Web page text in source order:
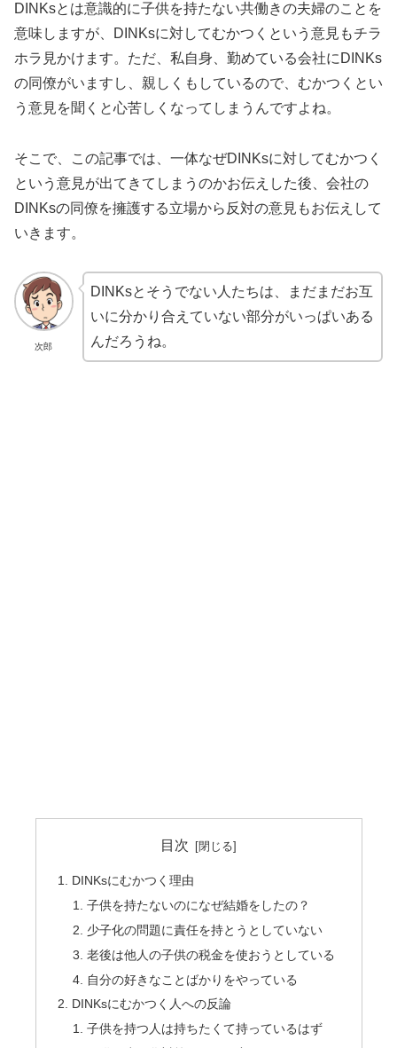
DINKsとは意識的に子供を持たない共働きの夫婦のことを
意味しますが、DINKsに対してむかつくという意見もチラ
ホラ見かけます。ただ、私自身、勤めている会社にDINKs
の同僚がいますし、親しくもしているので、むかつくとい
う意見を聞くと心苦しくなってしまうんですよね。
そこで、この記事では、一体なぜDINKsに対してむかつく
という意見が出てきてしまうのかお伝えした後、会社の
DINKsの同僚を擁護する立場から反対の意見もお伝えして
いきます。
次郎
DINKsとそうでない人たちは、まだまだお互
いに分かり合えていない部分がいっぱいある
んだろうね。
目次
DINKsにむかつく理由
子供を持たないのになぜ結婚をしたの？
少子化の問題に責任を持とうとしていない
老後は他人の子供の税金を使おうとしている
自分の好きなことばかりをやっている
DINKsにむかつく人への反論
子供を持つ人は持ちたくて持っているはず